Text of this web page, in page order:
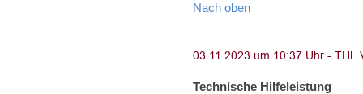
Nach oben
Technische Hilfeleistung